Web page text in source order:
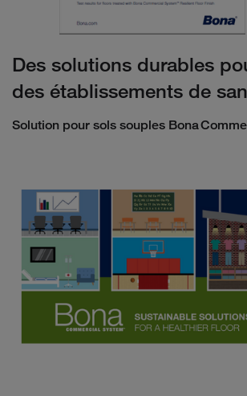
Des solutions durables
des établissements de
Solution pour sols souples Bona